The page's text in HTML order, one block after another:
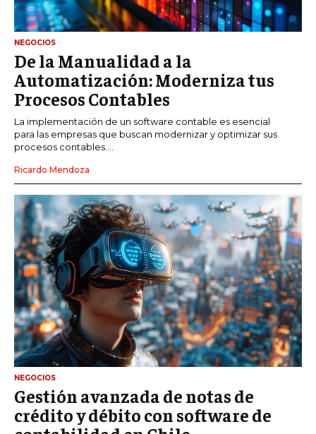
NEGOCIOS
De la Manualidad a la
Automatización: Moderniza tus
Procesos Contables
La implementación de un software contable es esencial
para las empresas que buscan modernizar y optimizar sus
procesos contables....
Ricardo Mendoza
NEGOCIOS
Gestión avanzada de notas de
crédito y débito con software de